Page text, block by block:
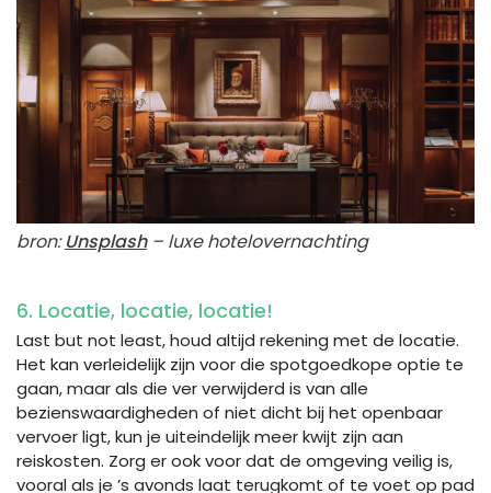
bron:Unsplash– luxe hotelovernachting
6. Locatie, locatie, locatie!
Last but not least, houd altijd rekening met de locatie.
Het kan verleidelijk zijn voor die spotgoedkope optie te
gaan, maar als die ver verwijderd is van alle
bezienswaardigheden of niet dicht bij het openbaar
vervoer ligt, kun je uiteindelijk meer kwijt zijn aan
reiskosten. Zorg er ook voor dat de omgeving veilig is,
vooral als je ’s avonds laat terugkomt of te voet op pad